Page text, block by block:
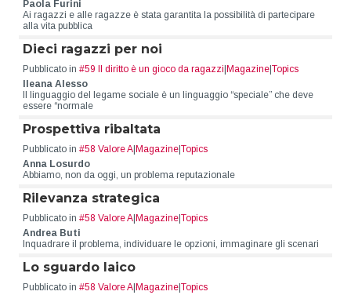
Paola Furini
Ai ragazzi e alle ragazze è stata garantita la possibilità di partecipare
alla vita pubblica
Dieci ragazzi per noi
Pubblicato in #59 Il diritto è un gioco da ragazzi|Magazine|Topics
Ileana Alesso
Il linguaggio del legame sociale è un linguaggio “speciale” che deve
essere “normale
Prospettiva ribaltata
Pubblicato in #58 Valore A|Magazine|Topics
Anna Losurdo
Abbiamo, non da oggi, un problema reputazionale
Rilevanza strategica
Pubblicato in #58 Valore A|Magazine|Topics
Andrea Buti
Inquadrare il problema, individuare le opzioni, immaginare gli scenari
Lo sguardo laico
Pubblicato in #58 Valore A|Magazine|Topics